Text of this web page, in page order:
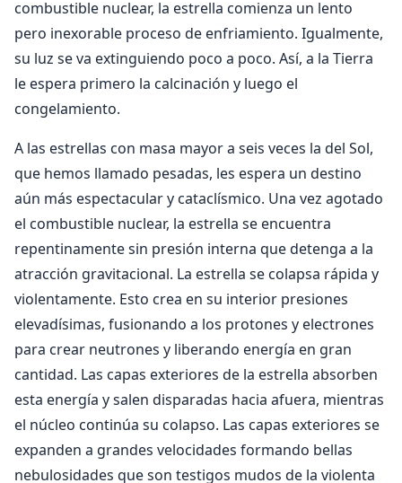
combustible nuclear, la estrella comienza un lento
pero inexorable proceso de enfriamiento. Igualmente,
su luz se va extinguiendo poco a poco. Así, a la Tierra
le espera primero la calcinación y luego el
congelamiento.
A las estrellas con masa mayor a seis veces la del Sol,
que hemos llamado pesadas, les espera un destino
aún más espectacular y cataclísmico. Una vez agotado
el combustible nuclear, la estrella se encuentra
repentinamente sin presión interna que detenga a la
atracción gravitacional. La estrella se colapsa rápida y
violentamente. Esto crea en su interior presiones
elevadísimas, fusionando a los protones y electrones
para crear neutrones y liberando energía en gran
cantidad. Las capas exteriores de la estrella absorben
esta energía y salen disparadas hacia afuera, mientras
el núcleo continúa su colapso. Las capas exteriores se
expanden a grandes velocidades formando bellas
nebulosidades que son testigos mudos de la violenta